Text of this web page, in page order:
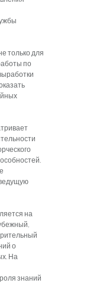
только для
по
на
о
На
знаний